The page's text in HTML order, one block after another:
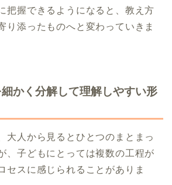
把握できるようになると、教え方
り添ったものへと変わっていきま
かく分解して理解しやすい形
大人から見るとひとつのまとまっ
、子どもにとっては複数の工程が
セスに感じられることがありま